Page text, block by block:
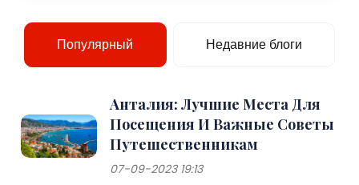
Популярный Недавние блоги
Анталия: Лучшие Места Для
Посещения И Важные Советы
Путешественникам
07-09-2023 19:13